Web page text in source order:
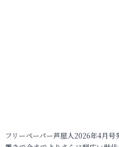
フリーペーパー芦屋人2026年4月